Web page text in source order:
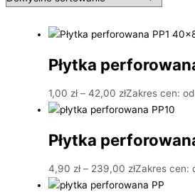
Płytka
1,00 zł – 42,00 złZakres cen: od
Płytka
4,90 zł – 239,00 złZakres cen: